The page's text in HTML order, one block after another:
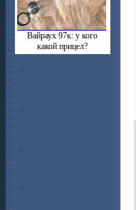
Вайраух 97к: у кого
какой прицел?